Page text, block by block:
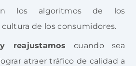
los algoritmos de los
cultura de los consumidores.
reajustamos cuando sea
atraer tráfico de calidad a